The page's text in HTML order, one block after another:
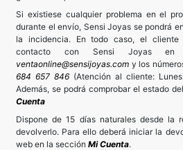
Si existiese cualquier problema en el
durante el envío, Sensi Joyas se pondrá
la incidencia. En todo caso, el cliente
contacto con Sensi Joyas en
ventaonline@sensijoyas.com y los
684 657 846(Atención al cliente:
Además, se podrá comprobar el estado
Cuenta
Dispone de 15 días naturales desde la
devolverlo. Para ello deberá iniciar la
web en la sección Mi Cuenta.